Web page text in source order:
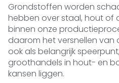
Grondstoffen worden
hebben over staal, hout of
binnen onze
daarom het versnellen van
ook als belangrijk
groothandels in hout- en
kansen liggen.